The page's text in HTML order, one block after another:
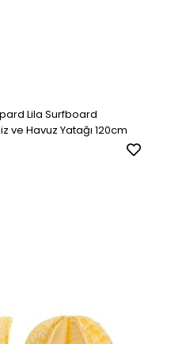
Lila Surfboard
ve Havuz Yatağı 120cm